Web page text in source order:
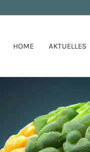
HOME AKTUELLES